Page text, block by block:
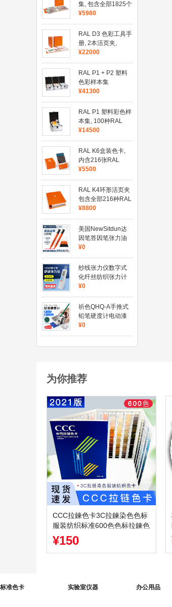
集, 包含全部1825个
RAL设计系统及颜
色
¥5980
RAL D3 色彩工具手
册, 2本活页夹,
1825种颜色
¥22000
RAL P1 + P2 塑料
色彩样本集
¥41300
RAL P1 塑料彩色样
本集, 100种RAL
Classic颜色
¥14500
RAL K6盒装色卡,
内含216张RAL
CLASSIC单张纸张,
A6格式
¥5500
RAL K4环形活页夹
包含全部216种RAL
CLASSIC颜色
¥8800
美国NewSitdun达
因笔答因笔张力油
污测试达因值测试
笔电晕测试笔
¥0
纱线张力仪数字式
化纤丝纺织张力计
Y2301电子式加弹
机张力测试仪
¥0
祈色QHQ-A手推式
铅笔硬度计电动漆
膜硬度测试仪三合
一1000g油漆硬度
¥0
为你推荐
CCC拉鍊色卡3C拉鍊染色色标
服装纺织标准600色色标拉鍊色
卡
¥150
标准色卡 实验室仪器 办公用品